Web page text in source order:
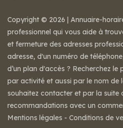
Copyright © 2026 | Annuaire-
professionnel qui vous aide à
et fermeture des adresses
adresse, d'un numéro de
d’un plan d'accès ? Recherchez le
par activité et aussi par le nom de
souhaitez contacter et par la suite
recommandations avec un
Mentions légales - Conditions de